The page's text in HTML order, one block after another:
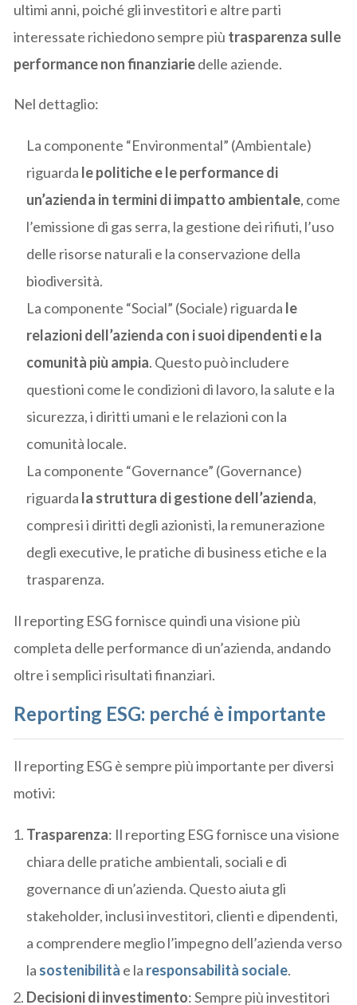
ultimi anni, poiché gli investitori e altre parti
interessate richiedono sempre più trasparenza sulle
performance non finanziariedelle aziende.
Nel dettaglio:
La componente “Environmental” (Ambientale)
riguarda le politiche e le performance di
un’azienda in termini di impatto ambientale, come
l’emissione di gas serra, la gestione dei rifiuti, l’uso
delle risorse naturali e la conservazione della
biodiversità.
La componente “Social” (Sociale) riguarda le
relazioni dell’azienda con i suoi dipendenti e la
comunità più ampia. Questo può includere
questioni come le condizioni di lavoro, la salute e la
sicurezza, i diritti umani e le relazioni con la
comunità locale.
La componente “Governance” (Governance)
riguarda la struttura di gestione dell’azienda,
compresi i diritti degli azionisti, la remunerazione
degli executive, le pratiche di business etiche e la
trasparenza.
Il reporting ESG fornisce quindi una visione più
completa delle performance di un’azienda, andando
oltre i semplici risultati finanziari.
Reporting ESG: perché è importante
Il reporting ESG è sempre più importante per diversi
motivi:
Trasparenza: Il reporting ESG fornisce una visione
chiara delle pratiche ambientali, sociali e di
governance di un’azienda. Questo aiuta gli
stakeholder, inclusi investitori, clienti e dipendenti,
a comprendere meglio l’impegno dell’azienda verso
la sostenibilità e la responsabilità sociale.
Decisioni di investimento: Sempre più investitori